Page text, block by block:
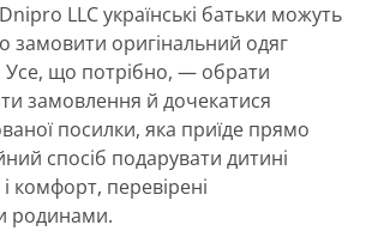
LLC українські батьки можуть
замовити оригінальний одяг
що потрібно, — обрати
замовлення й дочекатися
посилки, яка приїде прямо
спосіб подарувати дитині
комфорт, перевірені
родинами.